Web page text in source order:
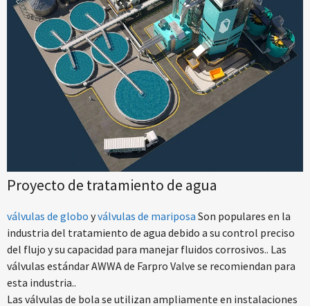
Proyecto de tratamiento de agua
válvulas de globo yválvulas de mariposa Son populares en la
industria del tratamiento de agua debido a su control preciso
del flujo y su capacidad para manejar fluidos corrosivos.. Las
válvulas estándar AWWA de Farpro Valve se recomiendan para
esta industria..
Las válvulas de bola se utilizan ampliamente en instalaciones